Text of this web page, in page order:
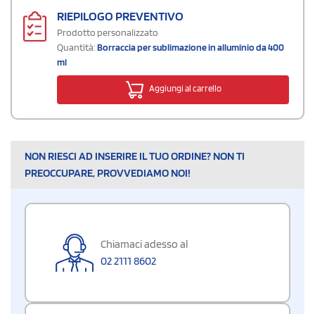
RIEPILOGO PREVENTIVO
Prodotto personalizzato
Quantità:Borraccia per sublimazione in alluminio da 400
ml
Aggiungi al carrello
NON RIESCI AD INSERIRE IL TUO ORDINE? NON TI
PREOCCUPARE, PROVVEDIAMO NOI!
Chiamaci adesso al
02 2111 8602